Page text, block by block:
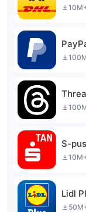
S-
Lidl